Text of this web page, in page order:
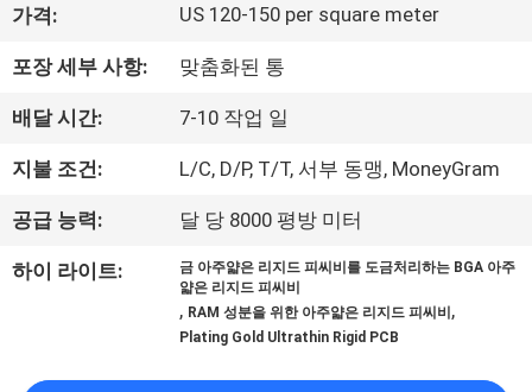
여
공
장
가격: US 120-150 per square meter
포장 세부 사항: 맞춤화된 통
배달 시간: 7-10 작업 일
지불 조건: L/C, D/P, T/T, 서부 동맹, MoneyGram
공급 능력: 달 당 8000 평방 미터
하이 라이트:
금 아주얇은 리지드 피씨비를 도금처리하는 BGA 아주
얇은 리지드 피씨비
, RAM 성분을 위한 아주얇은 리지드 피씨비 ,
Plating Gold Ultrathin Rigid PCB